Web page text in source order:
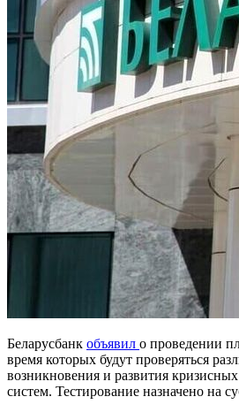
Беларусбанк объявил о проведении
время которых будут проверяться
возникновения и развития
систем. Тестирование назначено на